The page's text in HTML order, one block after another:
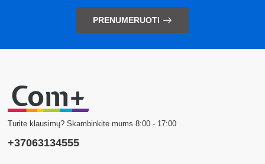
PRENUMERUOTI
Turite klausimų? Skambinkite mums 8:00 - 17:00
+37063134555